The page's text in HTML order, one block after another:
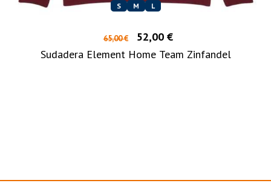
S M L
65,00 €
52,00 €
Sudadera Element Home Team Zinfandel